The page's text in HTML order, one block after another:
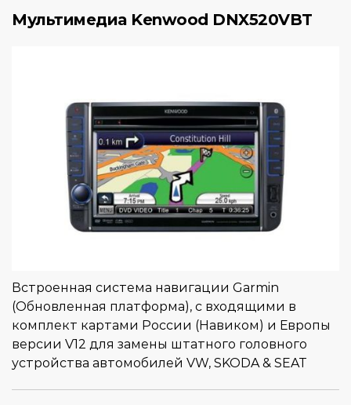
Мультимедиа Kenwood DNX520VBT
Встроенная система навигации Garmin
(Обновленная платформа), с входящими в
комплект картами России (Навиком) и Европы
версии V12 для замены штатного головного
устройства автомобилей VW, SKODA & SEAT